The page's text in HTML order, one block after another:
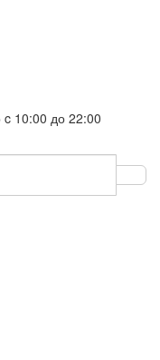
10:00 до 22:00